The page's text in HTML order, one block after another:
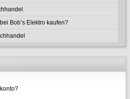
Bob’s Elektro kaufen?